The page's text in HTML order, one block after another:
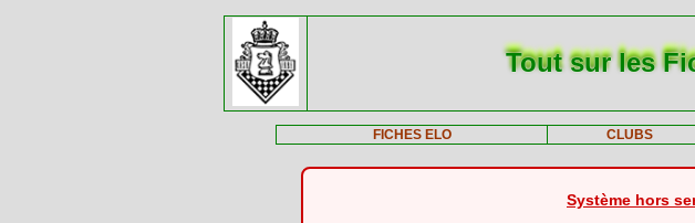
Tout sur les
FICHES ELO CLUBS
Système hors